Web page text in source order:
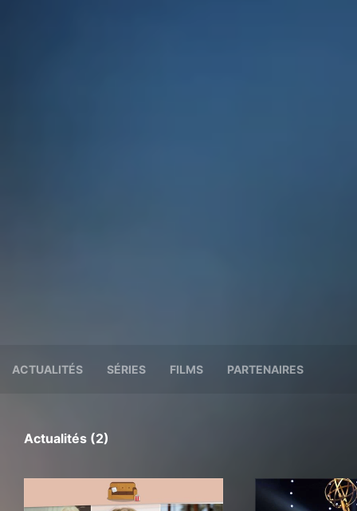
ACTUALITÉS SÉRIES FILMS PARTENAIRES
Actualités (2)